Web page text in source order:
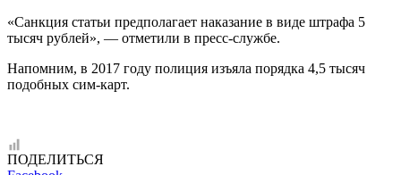
«Санкция статьи предполагает наказание в виде штрафа 5
тысяч рублей», — отметили в пресс-службе.
Напомним, в 2017 году полиция изъяла порядка 4,5 тысяч
подобных сим-карт.
ПОДЕЛИТЬСЯ